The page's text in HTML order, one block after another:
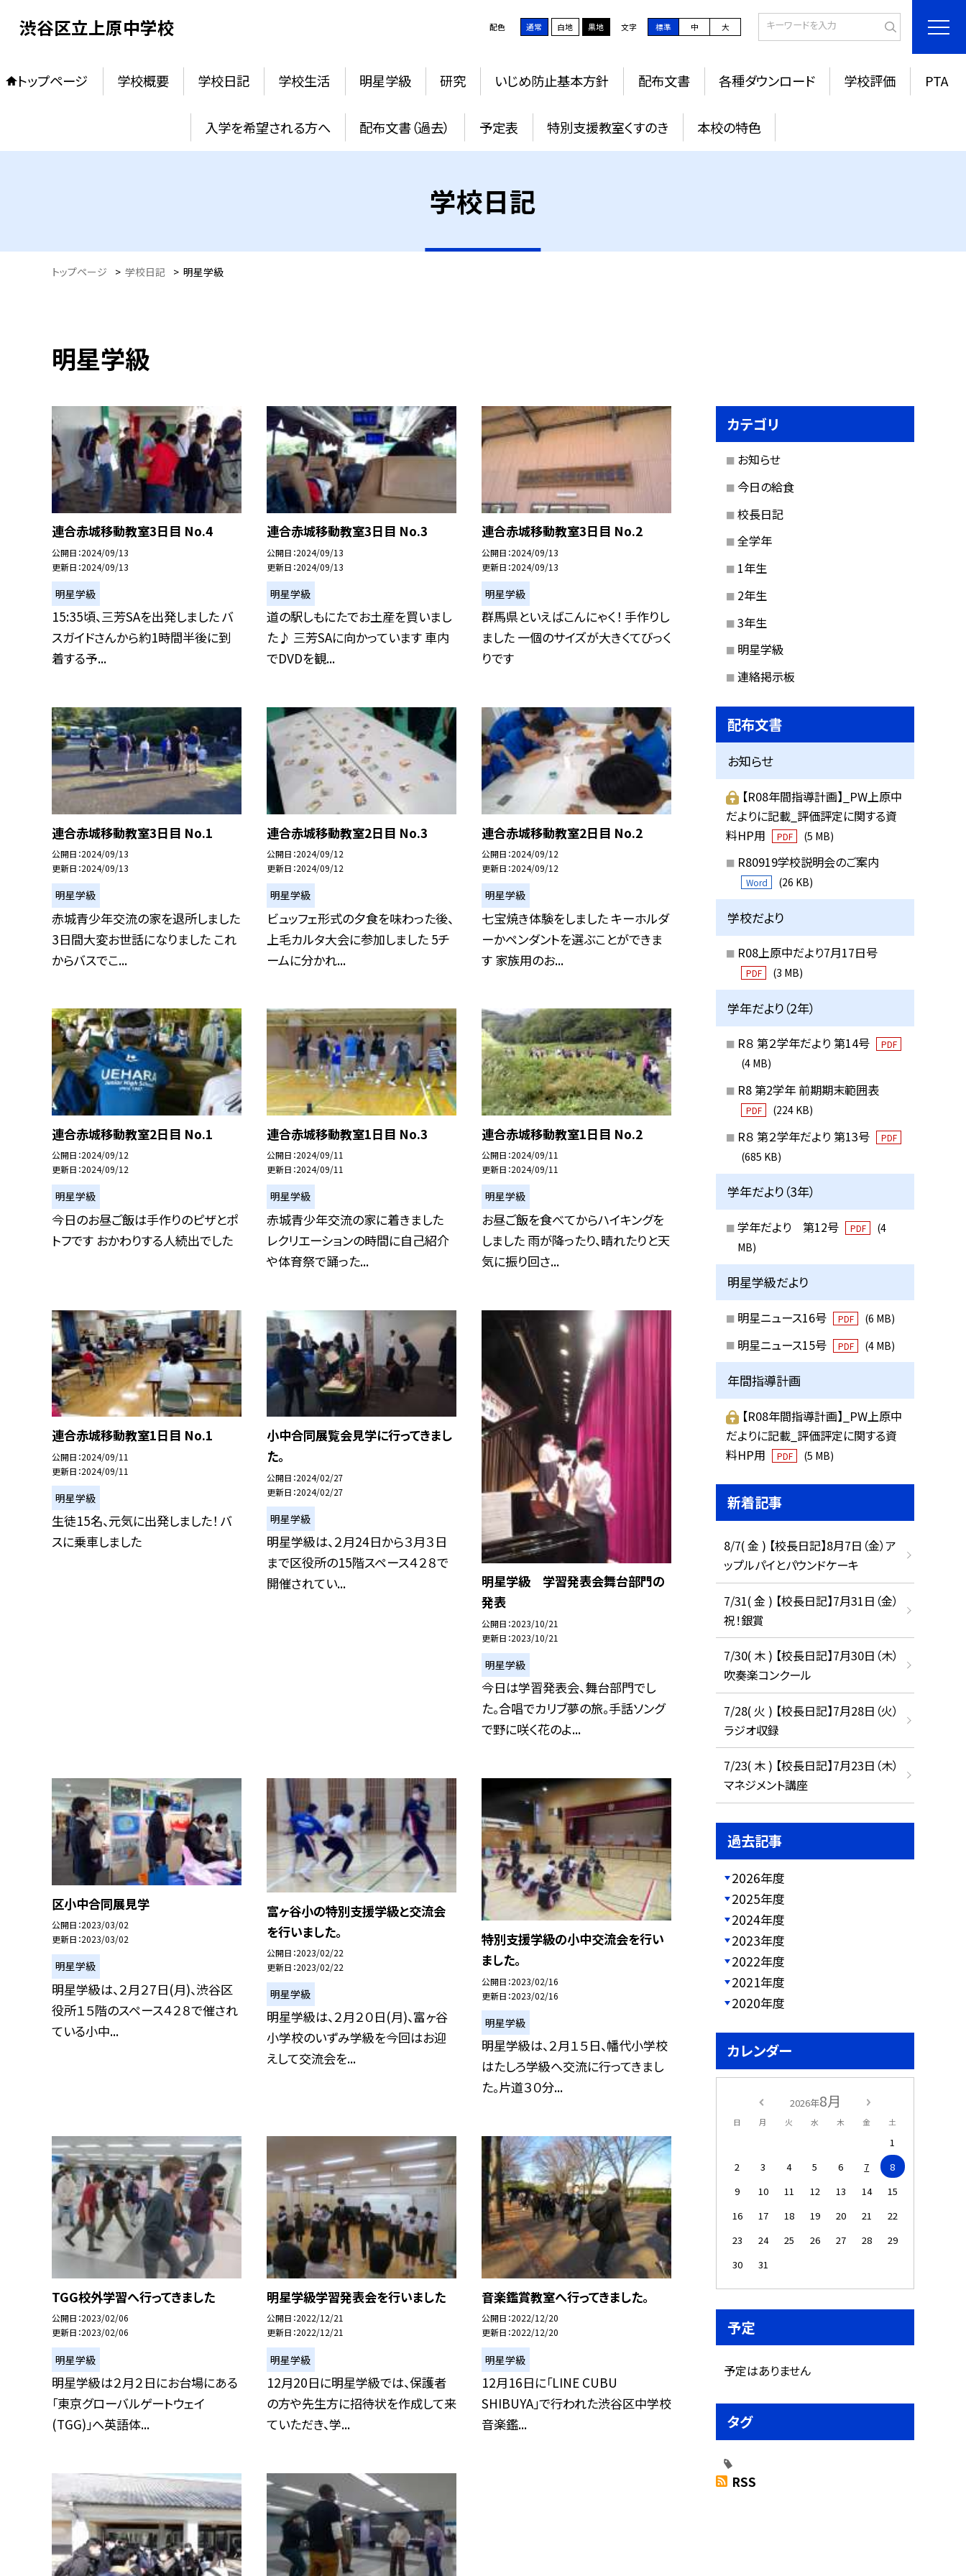
渋谷区立上原中学校 配色 通常 白地 黒地 文字 標準 中 大
トップページ 学校概要 学校日記 学校生活 明星学級 研究 いじめ防止基本方針 配布文書 各種ダウンロード 学校評価 PTA
入学を希望される方へ 配布文書（過去） 予定表 特別支援教室くすのき 本校の特色
学校日記
トップページ > 学校日記 > 明星学級
明星学級
連合赤城移動教室3日目 No.4
公開日 2024/09/13
更新日 2024/09/13
明星学級
15:35頃、三芳SAを出発しました バ
スガイドさんから約1時間半後に到
着する予...
連合赤城移動教室3日目 No.3
公開日 2024/09/13
更新日 2024/09/13
明星学級
道の駅しもにたでお土産を買いまし
た♪ 三芳SAに向かっています 車内
でDVDを観...
連合赤城移動教室3日目 No.2
公開日 2024/09/13
更新日 2024/09/13
明星学級
群馬県といえばこんにゃく！ 手作りし
ました 一個のサイズが大きくてびっく
りです
連合赤城移動教室3日目 No.1
公開日 2024/09/13
更新日 2024/09/13
明星学級
赤城青少年交流の家を退所しました
3日間大変お世話になりました これ
からバスでこ...
連合赤城移動教室2日目 No.3
公開日 2024/09/12
更新日 2024/09/12
明星学級
ビュッフェ形式の夕食を味わった後、
上毛カルタ大会に参加しました 5チ
ームに分かれ...
連合赤城移動教室2日目 No.2
公開日 2024/09/12
更新日 2024/09/12
明星学級
七宝焼き体験をしました キーホルダ
ーかペンダントを選ぶことができま
す 家族用のお...
連合赤城移動教室2日目 No.1
公開日 2024/09/12
更新日 2024/09/12
明星学級
今日のお昼ご飯は手作りのピザとポ
トフです おかわりする人続出でした
連合赤城移動教室1日目 No.3
公開日 2024/09/11
更新日 2024/09/11
明星学級
赤城青少年交流の家に着きました
レクリエーションの時間に自己紹介
や体育祭で踊った...
連合赤城移動教室1日目 No.2
公開日 2024/09/11
更新日 2024/09/11
明星学級
お昼ご飯を食べてからハイキングを
しました 雨が降ったり、晴れたりと天
気に振り回さ...
連合赤城移動教室1日目 No.1
公開日 2024/09/11
更新日 2024/09/11
明星学級
生徒15名、元気に出発しました！ バ
スに乗車しました
小中合同展覧会見学に行ってきまし
た。
公開日 2024/02/27
更新日 2024/02/27
明星学級
明星学級は、２月24日から３月３日
まで区役所の15階スペース４２８で
開催されてい...
明星学級 学習発表会舞台部門の
発表
公開日 2023/10/21
更新日 2023/10/21
明星学級
今日は学習発表会、舞台部門でし
た。合唱でカリブ夢の旅。手話ソング
で野に咲く花のよ...
区小中合同展見学
公開日 2023/03/02
更新日 2023/03/02
明星学級
明星学級は、２月２7日(月)、渋谷区
役所１５階のスペース４２８で催され
ている小中...
富ヶ谷小の特別支援学級と交流会
を行いました。
公開日 2023/02/22
更新日 2023/02/22
明星学級
明星学級は、２月２０日(月)、富ヶ谷
小学校のいずみ学級を今回はお迎
えして交流会を...
特別支援学級の小中交流会を行い
ました。
公開日 2023/02/16
更新日 2023/02/16
明星学級
明星学級は、２月１５日、幡代小学校
はたしろ学級へ交流に行ってきまし
た。片道３０分...
TGG校外学習へ行ってきました
公開日 2023/02/06
更新日 2023/02/06
明星学級
明星学級は２月２日にお台場にある
「東京グローバルゲートウェイ
(TGG)」へ英語体...
明星学級学習発表会を行いました
公開日 2022/12/21
更新日 2022/12/21
明星学級
12月20日に明星学級では、保護者
の方や先生方に招待状を作成して来
ていただき、学...
音楽鑑賞教室へ行ってきました。
公開日 2022/12/20
更新日 2022/12/20
明星学級
12月16日に「LINE CUBU
SHIBUYA」で行われた渋谷区中学校
音楽鑑...
カテゴリ
お知らせ
今日の給食
校長日記
全学年
1年生
2年生
3年生
明星学級
連絡掲示板
配布文書
お知らせ
【R08年間指導計画】_PW上原中
だよりに記載_評価評定に関する資
料HP用
PDF (5 MB)
R80919学校説明会のご案内
Word (26 KB)
学校だより
R08上原中だより7月17日号
PDF (3 MB)
学年だより（2年）
R８ 第２学年だより 第14号 PDF
(4 MB)
R8 第2学年 前期期末範囲表
PDF (224 KB)
R８ 第２学年だより 第13号 PDF
(685 KB)
学年だより（3年）
学年だより 第12号 PDF
(4
MB)
明星学級だより
明星ニュース16号 PDF (6 MB)
明星ニュース15号 PDF (4 MB)
年間指導計画
【R08年間指導計画】_PW上原中
だよりに記載_評価評定に関する資
料HP用
PDF (5 MB)
新着記事
8/7( 金 ) 【校長日記】8月7日（金）ア
ップルパイとパウンドケーキ
7/31( 金 ) 【校長日記】7月31日（金）
祝！銀賞
7/30( 木 ) 【校長日記】7月30日（木）
吹奏楽コンクール
7/28( 火 ) 【校長日記】7月28日（火）
ラジオ収録
7/23( 木 ) 【校長日記】7月23日（木）
マネジメント講座
過去記事
2026年度
2025年度
2024年度
2023年度
2022年度
2021年度
2020年度
カレンダー
2026年8月
日 月 火 水 木 金 土
1
2
3 4 5 6 7
8
9
10 11 12 13 14
15
16
17 18 19 20 21
22
23
24 25 26 27 28
29
30
31
予定
予定はありません
タグ
RSS